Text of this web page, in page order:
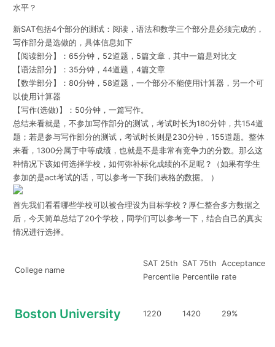
水平？
新SAT包括4个部分的测试：阅读，语法和数学三个部分是必须完成的，
写作部分是选做的，具体信息如下
【阅读部分】：65分钟，52道题，5篇文章，其中一篇是对比文
【语法部分】：35分钟，44道题，4篇文章
【数学部分】：80分钟，58道题，一个部分不能使用计算器，另一个可
以使用计算器
【写作(选做)】：50分钟，一篇写作。
总结来看就是，不参加写作部分的测试，考试时长为180分钟，共154道
题；若是参与写作部分的测试，考试时长则是230分钟，155道题。整体
来看， 1300分属于中等成绩，也就是不是非常有竞争力的分数。那么这
种情况下该如何选择学校，如何弥补标化成绩的不足呢？（如果有学生
参加的是act考试的话，可以参考一下我们表格的数据。 ）
首先我们看看哪些学校可以被合理设为目标学校？厚仁整合多方数据之
后，今天简单总结了20个学校，同学们可以参考一下，结合自己的真实
情况进行选择。
College name
SAT 25th
Percentile
SAT 75th
Percentile
Acceptance
rate
Boston University 1220 1420 29%